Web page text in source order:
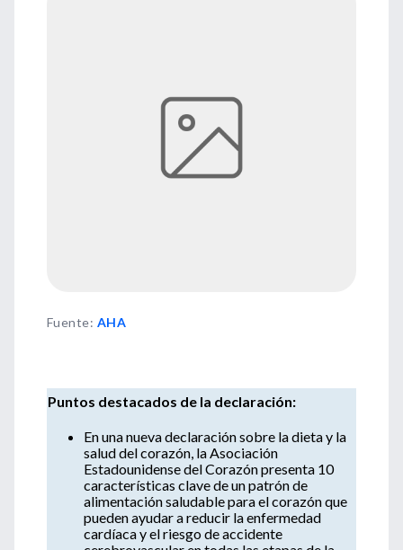
Fuente: AHA
Puntos destacados de la declaración:
En una nueva declaración sobre la dieta y la
salud del corazón, la Asociación
Estadounidense del Corazón presenta 10
características clave de un patrón de
alimentación saludable para el corazón que
pueden ayudar a reducir la enfermedad
cardíaca y el riesgo de accidente